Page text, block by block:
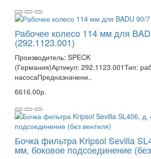
Рабочее колесо 114 мм для
(292.1123.001)
Производитель: SPECK
(Германия)Артикул: 292.1123.001Тип:
насосаПредназначени..
6616.00р.
Бочка фильтра Kripsol Sevilla
мм, боковое подсоединение